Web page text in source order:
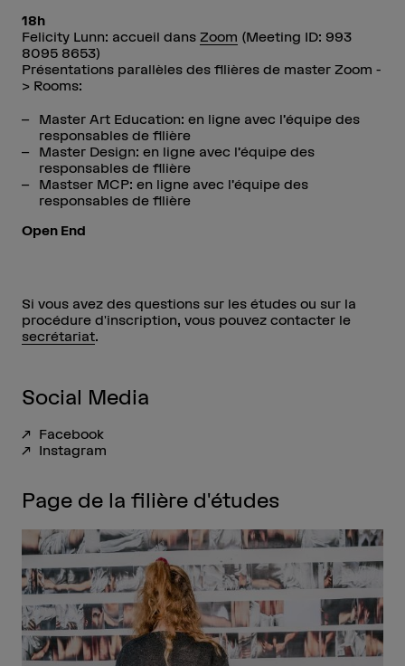
18h
Felicity Lunn: accueil dans Zoom (Meeting ID: 993
8095 8653)
Présentations parallèles des filières de master Zoom -
> Rooms:
Master Art Education: en ligne avec l’équipe des
responsables de filière
Master Design: en ligne avec l’équipe des
responsables de filière
Mastser MCP: en ligne avec l’équipe des
responsables de filière
Open End
Si vous avez des questions sur les études ou sur la
procédure d'inscription, vous pouvez contacter le
secrétariat.
Social Media
Facebook
Instagram
Page de la filière d'études